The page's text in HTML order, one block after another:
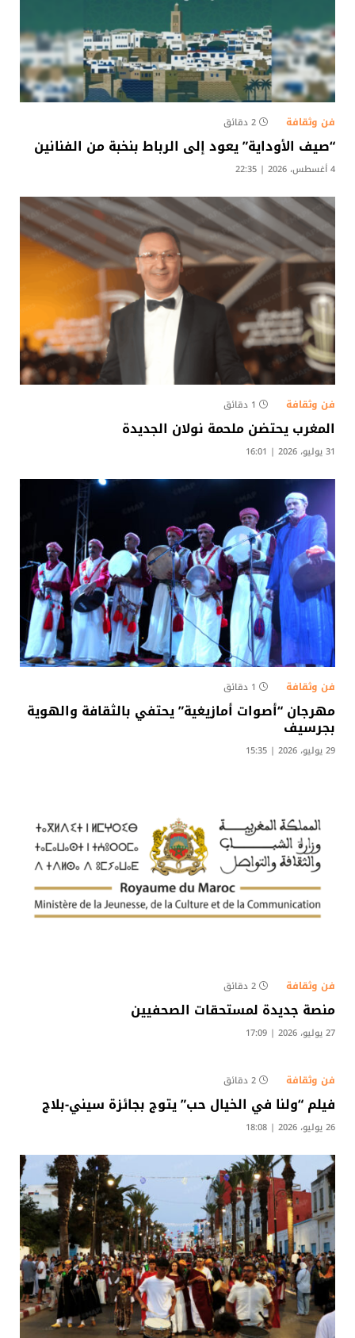
فن وثقافة 2 دقائق
“صيف الأوداية” يعود إلى الرباط بنخبة من الفنانين
4 أغسطس، 2026 | 22:35
فن وثقافة 1 دقائق
المغرب يحتضن ملحمة نولان الجديدة
31 يوليو، 2026 | 16:01
فن وثقافة 1 دقائق
مهرجان “أصوات أمازيغية” يحتفي بالثقافة والهوية
بجرسيف
29 يوليو، 2026 | 15:35
فن وثقافة 2 دقائق
منصة جديدة لمستحقات الصحفيين
27 يوليو، 2026 | 17:09
فن وثقافة 2 دقائق
فيلم “ولنا في الخيال حب” يتوج بجائزة سيني-بلاج
26 يوليو، 2026 | 18:08